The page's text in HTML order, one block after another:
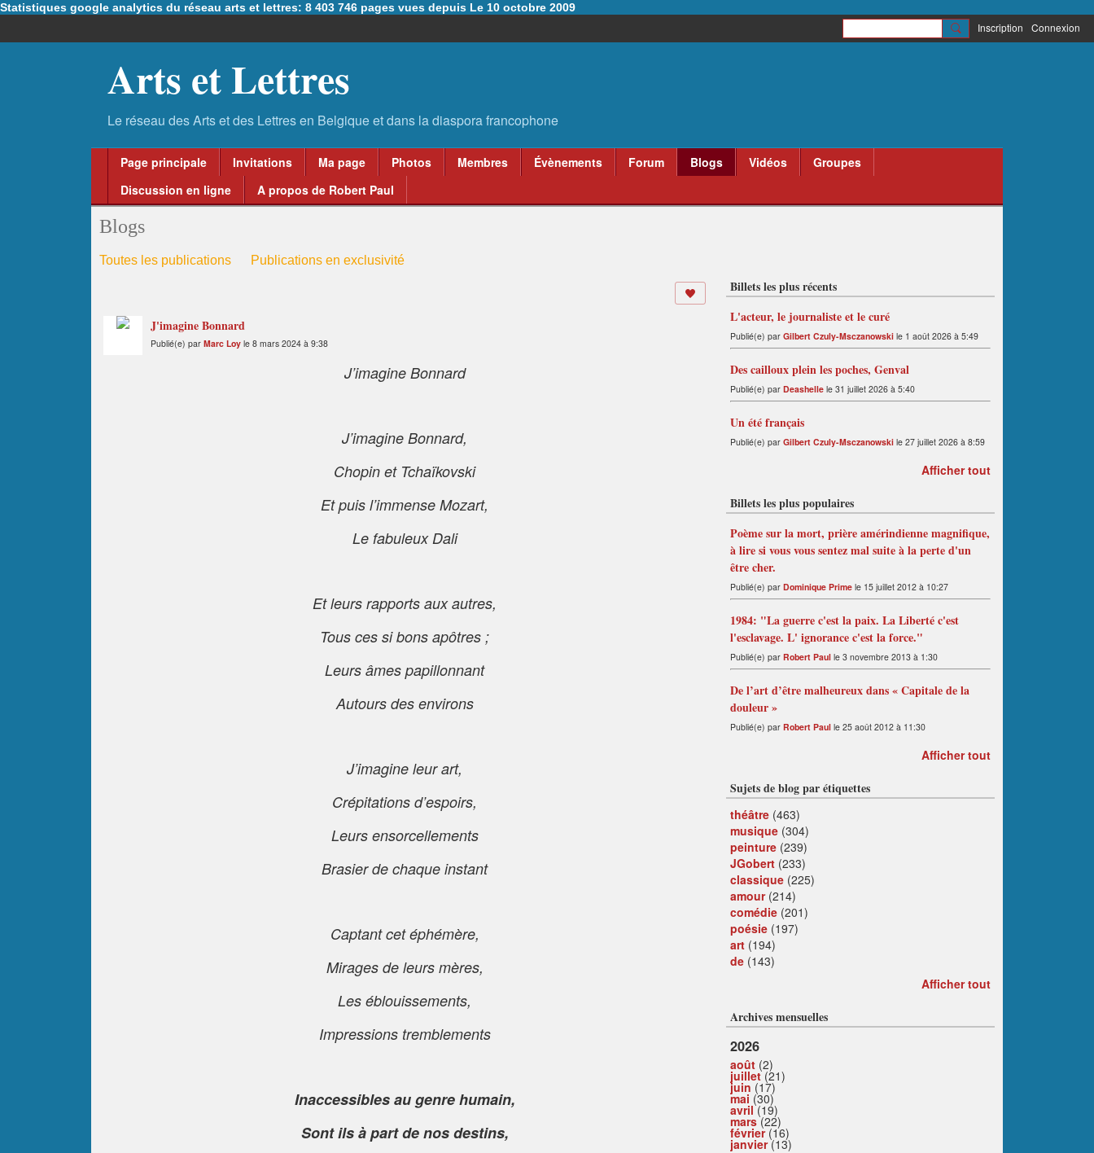
Statistiques google analytics du réseau arts et lettres: 8 403 746 pages vues depuis Le 10 octobre 2009
Inscription Connexion
Arts et Lettres
Page principale Invitations Ma page Photos Membres Évènements Forum Blogs Vidéos
Groupes
Discussion en ligne
A propos de Robert Paul
Blogs
Toutes les publications Publications en exclusivité
J'imagine Bonnard
Publié(e) par Marc Loy le 8 mars 2024 à 9:38
J’imagine Bonnard
J’imagine Bonnard,
Chopin et Tchaïkovski
Et puis l’immense Mozart,
Le fabuleux Dali
Et leurs rapports aux autres,
Tous ces si bons apôtres ;
Leurs âmes papillonnant
Autours des environs
J’imagine leur art,
Crépitations d’espoirs,
Leurs ensorcellements
Brasier de chaque instant
Captant cet éphémère,
Mirages de leurs mères,
Les éblouissements,
Impressions tremblements
Inaccessibles au genre humain,
Sont ils à part de nos destins,
Billets les plus récents
L'acteur, le journaliste et le curé
Publié(e) par Gilbert Czuly-Msczanowski le 1 août 2026 à 5:49
Des cailloux plein les poches, Genval
Publié(e) par Deashelle le 31 juillet 2026 à 5:40
Un été français
Publié(e) par Gilbert Czuly-Msczanowski le 27 juillet 2026 à 8:59
Afficher tout
Billets les plus populaires
Poème sur la mort, prière amérindienne magnifique,
à lire si vous vous sentez mal suite à la perte d'un
être cher.
Publié(e) par Dominique Prime le 15 juillet 2012 à 10:27
1984: "La guerre c'est la paix. La Liberté c'est
l'esclavage. L' ignorance c'est la force."
Publié(e) par Robert Paul le 3 novembre 2013 à 1:30
De l’art d’être malheureux dans « Capitale de la
douleur »
Publié(e) par Robert Paul le 25 août 2012 à 11:30
Afficher tout
Sujets de blog par étiquettes
théâtre (463)
musique (304)
peinture (239)
JGobert (233)
classique (225)
amour(214)
comédie (201)
poésie (197)
art (194)
de (143)
Afficher tout
Archives mensuelles
2026
août (2)
juillet(21)
juin (17)
mai (30)
avril(19)
mars(22)
février(16)
janvier(13)